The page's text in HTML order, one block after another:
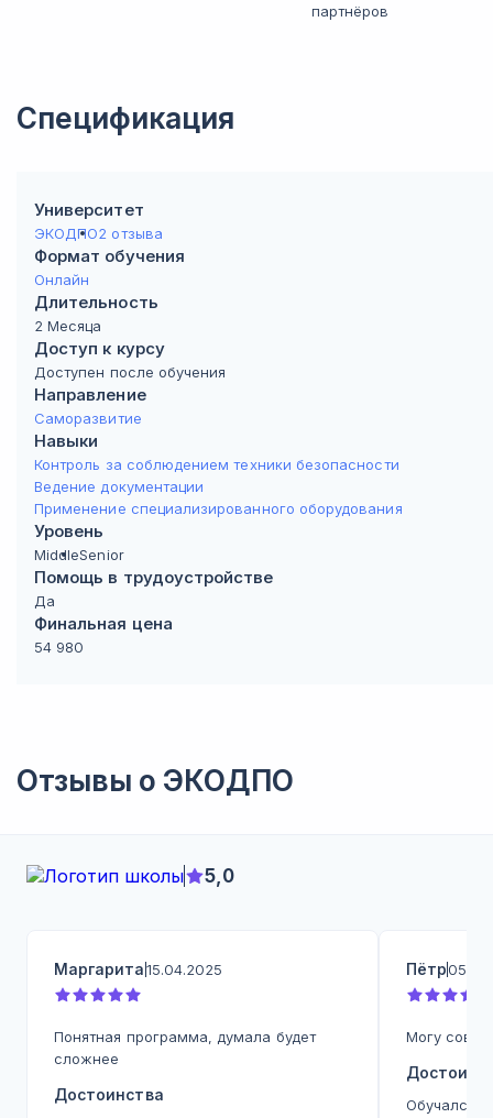
партнёров
Спецификация
Университет
ЭКОДПО2 отзыва
Формат обучения
Онлайн
Длительность
2 Месяца
Доступ к курсу
Доступен после обучения
Направление
Саморазвитие
Навыки
Контроль за соблюдением техники безопасности
Ведение документации
Применение специализированного оборудования
Уровень
MiddleSenior
Помощь в трудоустройстве
Да
Финальная цена
54 980
Отзывы о ЭКОДПО
5,0
Маргарита15.04.2025
Понятная программа, думала будет
сложнее
Достоинства
Пётр
Могу
Обучался